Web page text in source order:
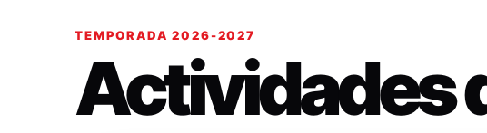
TEMPORADA 2026-2027
Actividades